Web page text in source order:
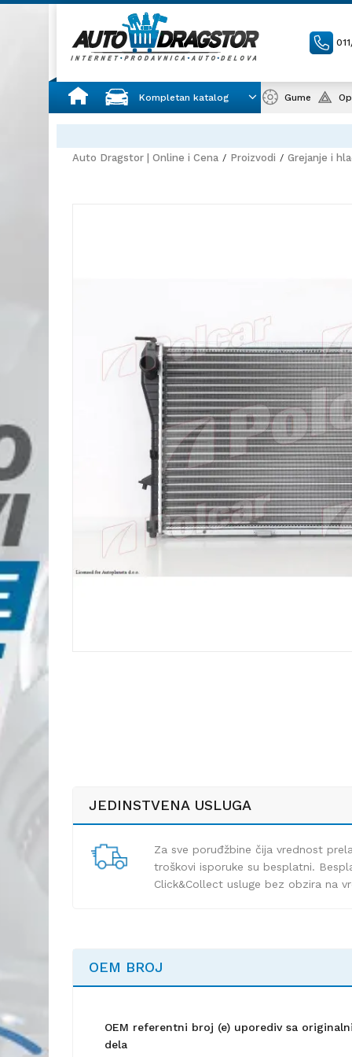
Kompletan katalog Gume
Auto Dragstor | Online i Cena Proizvodi Grejanje i
JEDINSTVENA USLUGA
Za sve poruđžbine čija vrednost
troškovi isporuke su besplatni.
Click&Collect usluge bez obzira na
OEM BROJ
OEM referentni broj (e) uporediv sa
dela